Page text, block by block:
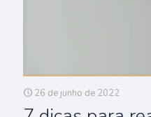
26 de junho de 2022